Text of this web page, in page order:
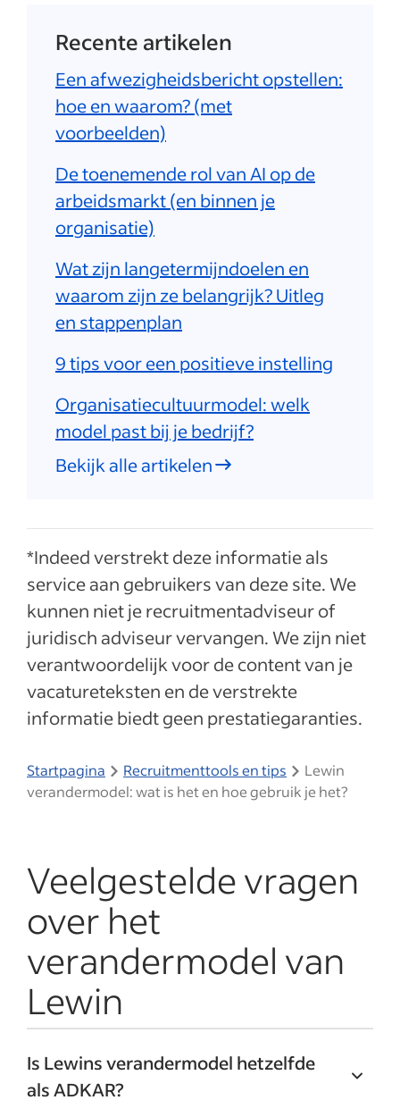
Recente artikelen
Een afwezigheidsbericht opstellen:
hoe en waarom? (met
voorbeelden)
De toenemende rol van AI op de
arbeidsmarkt (en binnen je
organisatie)
Wat zijn langetermijndoelen en
waarom zijn ze belangrijk? Uitleg
en stappenplan
9 tips voor een positieve instelling
Organisatiecultuurmodel: welk
model past bij je bedrijf?
Bekijk alle artikelen
*Indeed verstrekt deze informatie als
service aan gebruikers van deze site. We
kunnen niet je recruitmentadviseur of
juridisch adviseur vervangen. We zijn niet
verantwoordelijk voor de content van je
vacatureteksten en de verstrekte
informatie biedt geen prestatiegaranties.
Startpagina Recruitmenttools en tips
Lewin
verandermodel: wat is het en hoe gebruik je het?
Veelgestelde vragen
over het
verandermodel van
Lewin
Is Lewins verandermodel hetzelfde
als ADKAR?